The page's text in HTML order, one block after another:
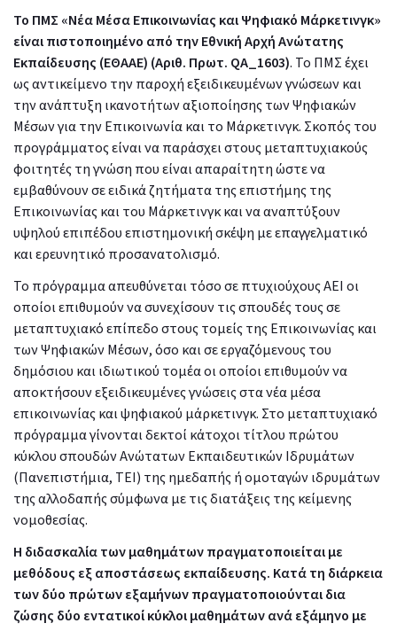
Το ΠΜΣ «Νέα Μέσα Επικοινωνίας και Ψηφιακό Μάρκετινγκ»
είναι πιστοποιημένο από την Εθνική Αρχή Ανώτατης
Εκπαίδευσης (ΕΘΑΑΕ) (Αριθ. Πρωτ. QA_1603). Το ΠΜΣ έχει
ως αντικείμενο την παροχή εξειδικευμένων γνώσεων και
την ανάπτυξη ικανοτήτων αξιοποίησης των Ψηφιακών
Μέσων για την Επικοινωνία και το Μάρκετινγκ. Σκοπός του
προγράμματος είναι να παράσχει στους μεταπτυχιακούς
φοιτητές τη γνώση που είναι απαραίτητη ώστε να
εμβαθύνουν σε ειδικά ζητήματα της επιστήμης της
Επικοινωνίας και του Μάρκετινγκ και να αναπτύξουν
υψηλού επιπέδου επιστημονική σκέψη με επαγγελματικό
και ερευνητικό προσανατολισμό.
Το πρόγραμμα απευθύνεται τόσο σε πτυχιούχους ΑΕΙ οι
οποίοι επιθυμούν να συνεχίσουν τις σπουδές τους σε
μεταπτυχιακό επίπεδο στους τομείς της Επικοινωνίας και
των Ψηφιακών Μέσων, όσο και σε εργαζόμενους του
δημόσιου και ιδιωτικού τομέα οι οποίοι επιθυμούν να
αποκτήσουν εξειδικευμένες γνώσεις στα νέα μέσα
επικοινωνίας και ψηφιακού μάρκετινγκ. Στο μεταπτυχιακό
πρόγραμμα γίνονται δεκτοί κάτοχοι τίτλου πρώτου
κύκλου σπουδών Ανώτατων Εκπαιδευτικών Ιδρυμάτων
(Πανεπιστήμια, ΤΕΙ) της ημεδαπής ή ομοταγών ιδρυμάτων
της αλλοδαπής σύμφωνα με τις διατάξεις της κείμενης
νομοθεσίας.
Η διδασκαλία των μαθημάτων πραγματοποιείται με
μεθόδους εξ αποστάσεως εκπαίδευσης. Κατά τη διάρκεια
των δύο πρώτων εξαμήνων πραγματοποιούνται δια
ζώσης δύο εντατικοί κύκλοι μαθημάτων ανά εξάμηνο με